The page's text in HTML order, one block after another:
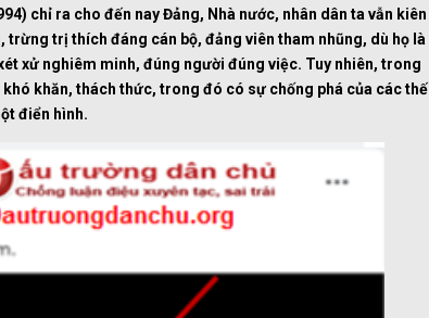
chỉ ra cho đến nayĐảng, Nhà nước, nhân dân ta vẫn kiên
trị thích đáng cán bộ, đảng viên tham nhũng, dù họ là
xử nghiêm minh, đúng người đúng việc. Tuy nhiên, trong
khăn, thách thức, trong đó có sự chống phá của các thế
điển hình.